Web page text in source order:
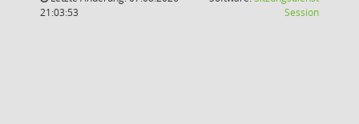
21:03:53
Session(Wird in